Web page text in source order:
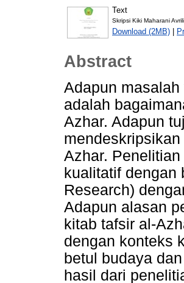
Text
Skripsi Kiki Maharani
Download (2MB) |
Abstract
Adapun
adalah
Azhar. Adapun
Azhar.
kualitatif dengan
Research)
Adapun alasan
kitab tafsir al-
dengan konteks
betul budaya
hasil dari